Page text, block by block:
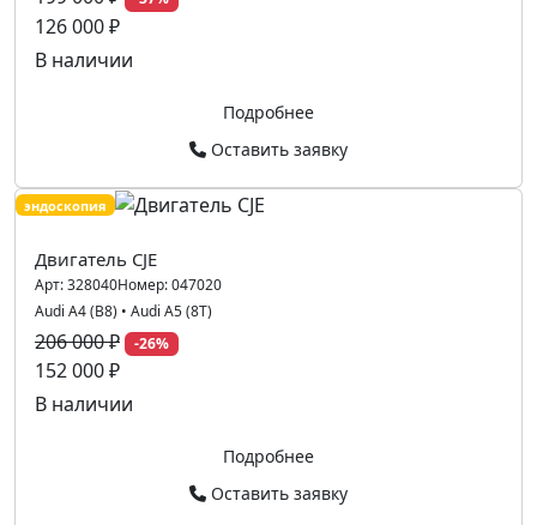
126 000 ₽
В наличии
Подробнее
Оставить заявку
эндоскопия
Двигатель CJE
Арт:328040Номер:047020
Audi A4 (B8) • Audi A5 (8T)
206 000 ₽ -26%
152 000 ₽
В наличии
Подробнее
Оставить заявку